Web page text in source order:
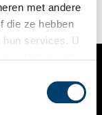
met andere
die ze hebben
services. U